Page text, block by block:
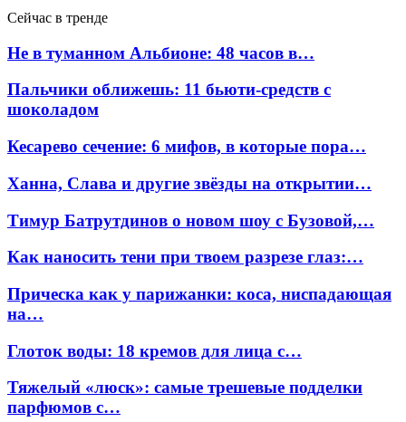
Сейчас в тренде
Не в туманном Альбионе: 48 часов в…
Пальчики оближешь: 11 бьюти-средств с
шоколадом
Кесарево сечение: 6 мифов, в которые пора…
Ханна, Слава и другие звёзды на открытии…
Тимур Батрутдинов о новом шоу с Бузовой,…
Как наносить тени при твоем разрезе глаз:…
Прическа как у парижанки: коса, ниспадающая
на…
Глоток воды: 18 кремов для лица с…
Тяжелый «люск»: самые трешевые подделки
парфюмов с…